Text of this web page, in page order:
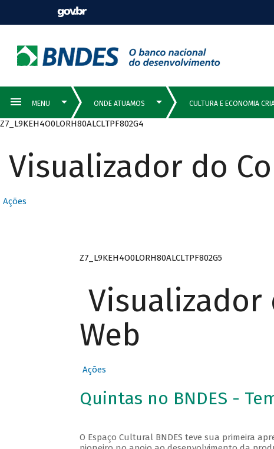
Z7_L9KEH4O0LORH80ALCLTPF802G4
Visualizador do
Ações
Z7_L9KEH4O0LORH80ALCLTPF802G5
Visualizador
Web
Ações
Quintas no BNDES -
O Espaço Cultural BNDES teve sua primeira